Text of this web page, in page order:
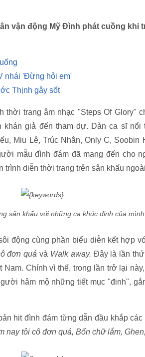
vận động Mỹ Đình phát cuồng khi
nhái 'Đừng hỏi em'
Thịnh gây sốt
thời trang âm nhạc "Steps Of Glory"
giả đến tham dự. Dàn ca sĩ nổi
Miu Lê, Trúc Nhân, Only C, Soobin
mẫu đình đám đã mang đến cho
trình diễn thời trang trên sân khấu
sân khấu với những ca khúc đinh của mình
động cùng phần biểu diễn kết hợp
đơn quávà Walk away. Đây là lần
Chính vì thế, trong lần trở lại
hâm mộ những tiết mục "đinh",
hit đình đám từng dẫn đầu khắp các
nay tôi cô đơn quá, Bốn chữ lắm,